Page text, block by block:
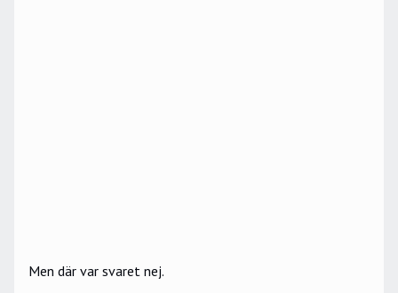
Men där var svaret nej.